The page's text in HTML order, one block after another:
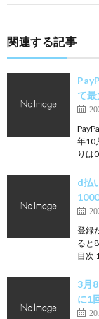
関連する記事
て最
年10
りは
d払
登録
ると
目次
3月
に1